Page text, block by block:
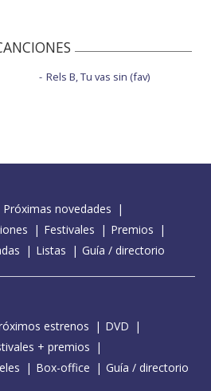
Rels B, Tu vas sin (fav)
Próximas novedades
Festivales
Premios
Listas Guía / directorio
estrenos
DVD
+ premios
Box-office Guía / directorio